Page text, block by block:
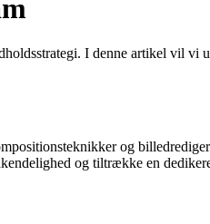
I denne artikel vil vi
og
og tiltrække en